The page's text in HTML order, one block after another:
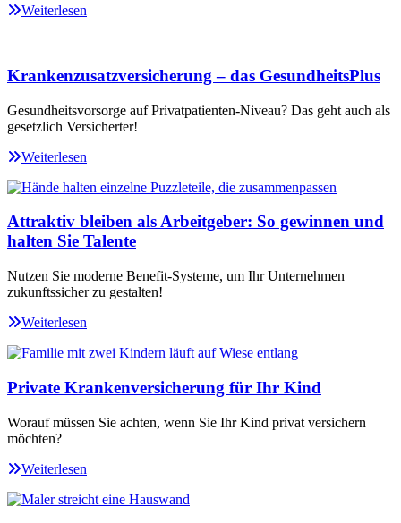
Weiterlesen
Krankenzusatzversicherung – das GesundheitsPlus
Gesundheitsvorsorge auf Privatpatienten-Niveau? Das geht auch als
gesetzlich Versicherter!
Weiterlesen
Attraktiv bleiben als Arbeitgeber: So gewinnen und
halten Sie Talente
Nutzen Sie moderne Benefit-Systeme, um Ihr Unternehmen
zukunftssicher zu gestalten!
Weiterlesen
Private Krankenversicherung für Ihr Kind
Worauf müssen Sie achten, wenn Sie Ihr Kind privat versichern
möchten?
Weiterlesen